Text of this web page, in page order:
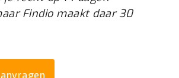
Findio maakt daar 30